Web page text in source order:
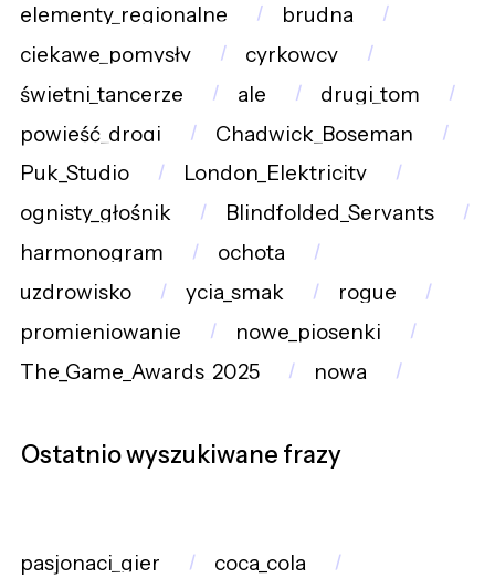
elementy_regionalne
brudna
ciekawe_pomysły
cyrkowcy
świetni_tancerze
ale
drugi_tom
powieść_drogi
Chadwick_Boseman
Puk_Studio
London_Elektricity
ognisty_głośnik
Blindfolded_Servants
harmonogram
ochota
uzdrowisko
ycia_smak
rogue
promieniowanie
nowe_piosenki
The_Game_Awards_2025
nowa
Ostatnio wyszukiwane frazy
pasjonaci_gier
coca_cola